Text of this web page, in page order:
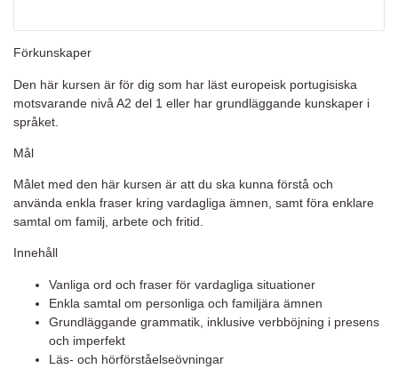
Förkunskaper
Den här kursen är för dig som har läst europeisk portugisiska
motsvarande nivå A2 del 1 eller har grundläggande kunskaper i
språket.
Mål
Målet med den här kursen är att du ska kunna förstå och
använda enkla fraser kring vardagliga ämnen, samt föra enklare
samtal om familj, arbete och fritid.
Innehåll
Vanliga ord och fraser för vardagliga situationer
Enkla samtal om personliga och familjära ämnen
Grundläggande grammatik, inklusive verbböjning i presens
och imperfekt
Läs- och hörförståelseövningar